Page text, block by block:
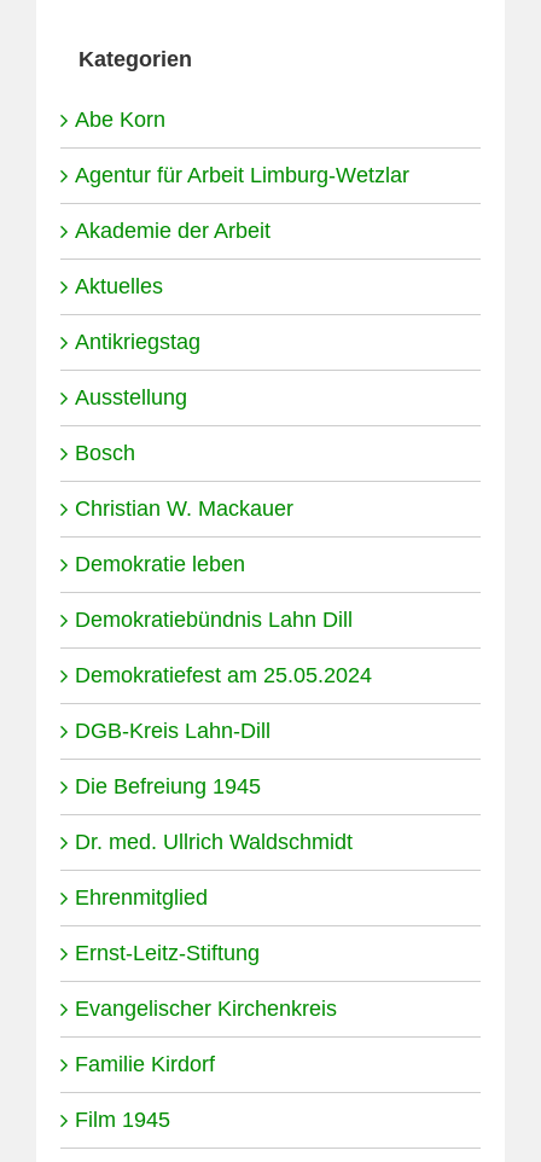
Kategorien
Abe Korn
Agentur für Arbeit Limburg-Wetzlar
Akademie der Arbeit
Aktuelles
Antikriegstag
Ausstellung
Bosch
Christian W. Mackauer
Demokratie leben
Demokratiebündnis Lahn Dill
Demokratiefest am 25.05.2024
DGB-Kreis Lahn-Dill
Die Befreiung 1945
Dr. med. Ullrich Waldschmidt
Ehrenmitglied
Ernst-Leitz-Stiftung
Evangelischer Kirchenkreis
Familie Kirdorf
Film 1945